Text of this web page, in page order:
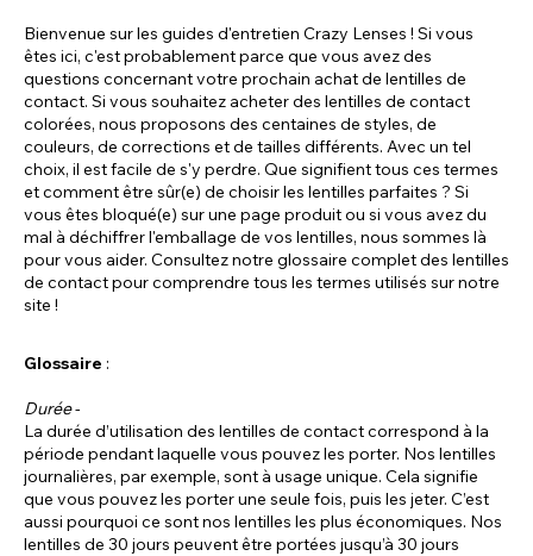
Bienvenue sur les guides d'entretien Crazy Lenses ! Si vous
êtes ici, c'est probablement parce que vous avez des
questions concernant votre prochain achat de lentilles de
contact. Si vous souhaitez acheter des lentilles de contact
colorées, nous proposons des centaines de styles, de
couleurs, de corrections et de tailles différents. Avec un tel
choix, il est facile de s'y perdre. Que signifient tous ces termes
et comment être sûr(e) de choisir les lentilles parfaites ? Si
vous êtes bloqué(e) sur une page produit ou si vous avez du
mal à déchiffrer l'emballage de vos lentilles, nous sommes là
pour vous aider. Consultez notre glossaire complet des lentilles
de contact pour comprendre tous les termes utilisés sur notre
site !
Glossaire :
Durée-
La durée d’utilisation des lentilles de contact correspond à la
période pendant laquelle vous pouvez les porter. Nos lentilles
journalières, par exemple, sont à usage unique. Cela signifie
que vous pouvez les porter une seule fois, puis les jeter. C’est
aussi pourquoi ce sont nos lentilles les plus économiques. Nos
lentilles de 30 jours peuvent être portées jusqu’à 30 jours